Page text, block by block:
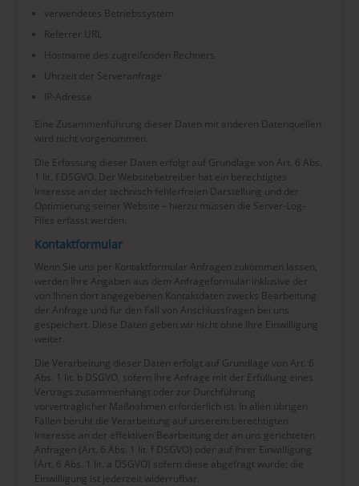
verwendetes Betriebssystem
Referrer URL
Hostname des zugreifenden Rechners
Uhrzeit der Serveranfrage
IP-Adresse
Eine Zusammenführung dieser Daten mit anderen Datenquellen
wird nicht vorgenommen.
Die Erfassung dieser Daten erfolgt auf Grundlage von Art. 6 Abs.
1 lit. f DSGVO. Der Websitebetreiber hat ein berechtigtes
Interesse an der technisch fehlerfreien Darstellung und der
Optimierung seiner Website – hierzu müssen die Server-Log-
Files erfasst werden.
Kontaktformular
Wenn Sie uns per Kontaktformular Anfragen zukommen lassen,
werden Ihre Angaben aus dem Anfrageformular inklusive der
von Ihnen dort angegebenen Kontaktdaten zwecks Bearbeitung
der Anfrage und für den Fall von Anschlussfragen bei uns
gespeichert. Diese Daten geben wir nicht ohne Ihre Einwilligung
weiter.
Die Verarbeitung dieser Daten erfolgt auf Grundlage von Art. 6
Abs. 1 lit. b DSGVO, sofern Ihre Anfrage mit der Erfüllung eines
Vertrags zusammenhängt oder zur Durchführung
vorvertraglicher Maßnahmen erforderlich ist. In allen übrigen
Fällen beruht die Verarbeitung auf unserem berechtigten
Interesse an der effektiven Bearbeitung der an uns gerichteten
Anfragen (Art. 6 Abs. 1 lit. f DSGVO) oder auf Ihrer Einwilligung
(Art. 6 Abs. 1 lit. a DSGVO) sofern diese abgefragt wurde; die
Einwilligung ist jederzeit widerrufbar.